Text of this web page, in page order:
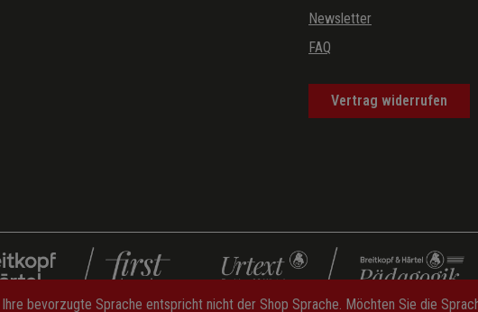
Newsletter
FAQ
Vertrag widerrufen
Ihre bevorzugte Sprache entspricht nicht der Shop Sprache. Möchten Sie die